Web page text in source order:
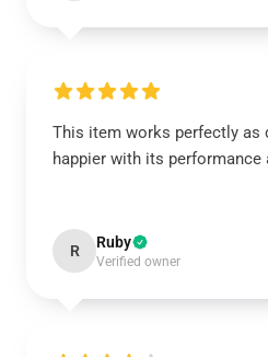
This item works perfectly as
happier with its performance
R Ruby
Verified owner